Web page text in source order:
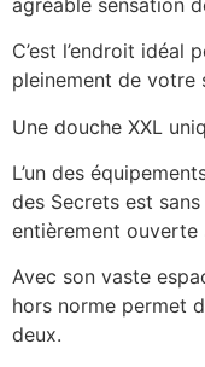
C’est l’endroit
pleinement de votre
Une douche XXL
L’un des
des Secrets est
entièrement ouverte
Avec son vaste
hors norme permet
deux.